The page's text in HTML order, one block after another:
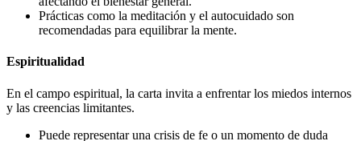
Prácticas como la meditación y el autocuidado son
recomendadas para equilibrar la mente.
Espiritualidad
En el campo espiritual, la carta invita a enfrentar los miedos internos
y las creencias limitantes.
Puede representar una crisis de fe o un momento de duda